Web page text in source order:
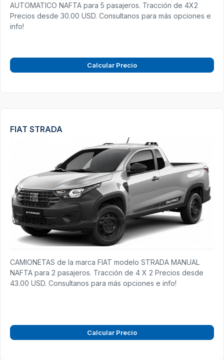
AUTOMATICO NAFTA para 5 pasajeros. Tracción de 4X2
Precios desde 30.00 USD. Consultanos para más opciones e
info!
Calcular Precio
FIAT STRADA
CAMIONETAS de la marca FIAT modelo STRADA MANUAL
NAFTA para 2 pasajeros. Tracción de 4 X 2 Precios desde
43.00 USD. Consultanos para más opciones e info!
Calcular Precio